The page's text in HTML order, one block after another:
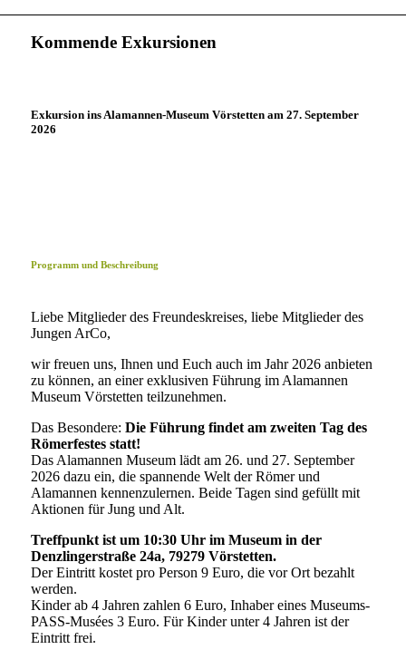
Kommende Exkursionen
Exkursion ins Alamannen-Museum Vörstetten am 27. September
2026
Programm und Beschreibung
Liebe Mitglieder des Freundeskreises, liebe Mitglieder des
Jungen ArCo,
wir freuen uns, Ihnen und Euch auch im Jahr 2026 anbieten
zu können, an einer exklusiven Führung im Alamannen
Museum Vörstetten teilzunehmen.
Das Besondere: Die Führung findet am zweiten Tag des
Römerfestes statt!
Das Alamannen Museum lädt am 26. und 27. September
2026 dazu ein, die spannende Welt der Römer und
Alamannen kennenzulernen. Beide Tagen sind gefüllt mit
Aktionen für Jung und Alt.
Treffpunkt ist um 10:30 Uhr im Museum in der
Denzlingerstraße 24a, 79279 Vörstetten.
Der Eintritt kostet pro Person 9 Euro, die vor Ort bezahlt
werden.
Kinder ab 4 Jahren zahlen 6 Euro, Inhaber eines Museums-
PASS-Musées 3 Euro. Für Kinder unter 4 Jahren ist der
Eintritt frei.